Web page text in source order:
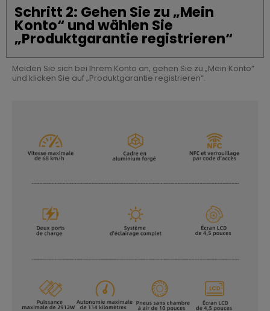
Schritt 2: Gehen Sie zu „Mein
Konto“ und wählen Sie
„Produktgarantie registrieren“
Melden Sie sich bei Ihrem Konto an, gehen Sie zu „Mein Konto“
und klicken Sie auf „Produktgarantie registrieren“.